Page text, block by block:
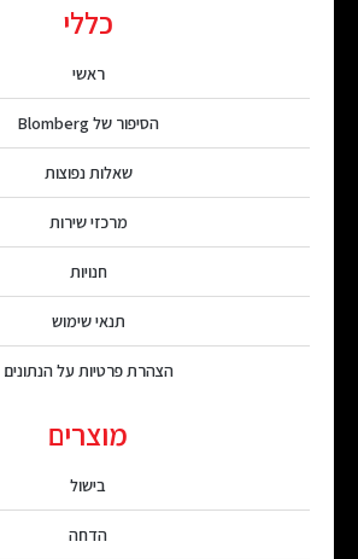
כללי
ראשי
הסיפור של Blomberg
שאלות נפוצות
מרכזי שירות
חנויות
תנאי שימוש
הצהרת פרטיות על הנתונים
מוצרים
בישול
הדחה